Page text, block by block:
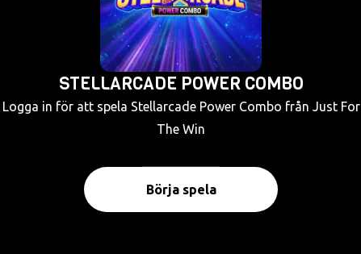
STELLARCADE POWER COMBO
Logga in för att spela Stellarcade Power Combo från Just For
The Win
Börja spela